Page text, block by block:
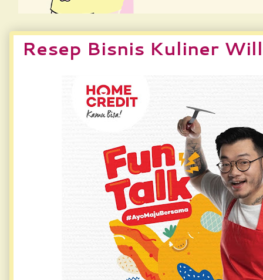
Resep Bisnis Kuliner